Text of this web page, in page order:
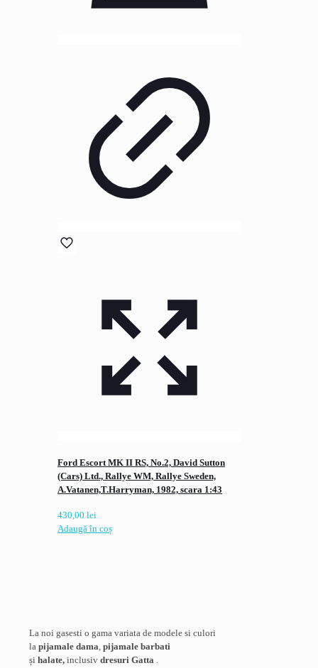
Ford Escort MK II RS, No.2, David Sutton
(Cars) Ltd., Rallye WM, Rallye Sweden,
A.Vatanen,T.Harryman, 1982, scara 1:43
430,00 lei
Adaugă în coș
La noi gasesti o gama variata de modele si culori
la pijamale dama pijamale barbati
și halate, inclusiv dresuri Gatta